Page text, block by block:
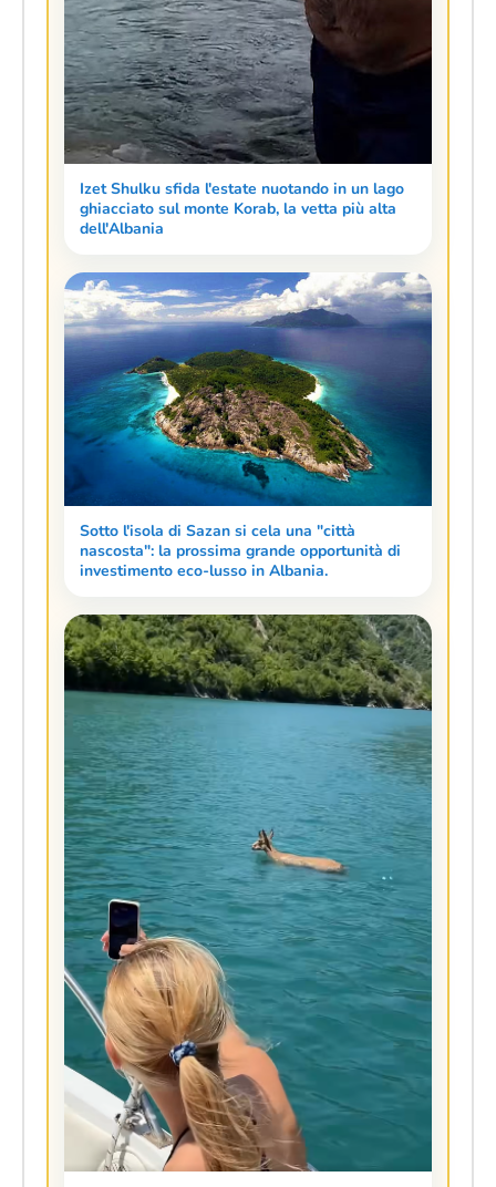
Izet Shulku sfida l'estate nuotando in un lago
ghiacciato sul monte Korab, la vetta più alta
dell'Albania
Sotto l'isola di Sazan si cela una "città
nascosta": la prossima grande opportunità di
investimento eco-lusso in Albania.